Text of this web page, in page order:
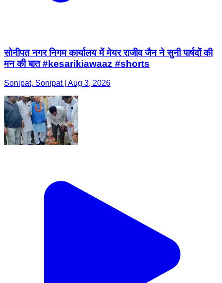
सोनीपत नगर निगम कार्यालय में मेयर राजीव जैन ने सुनी पार्षदों की
मन की बात #kesarikiawaaz #shorts
Sonipat, Sonipat | Aug 3, 2026